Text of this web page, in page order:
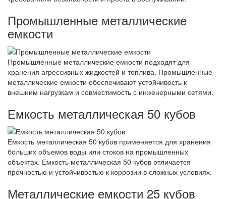
Промышленные металлические
емкости
Промышленные металлические емкости подходят для
хранения агрессивных жидкостей и топлива. Промышленные
металлические емкости обеспечивают устойчивость к
внешним нагрузкам и совместимость с инженерными сетями.
Емкость металлическая 50 кубов
Емкость металлическая 50 кубов применяется для хранения
больших объемов воды или стоков на промышленных
объектах. Емкость металлическая 50 кубов отличается
прочностью и устойчивостью к коррозии в сложных условиях.
Металлические емкости 25 кубов